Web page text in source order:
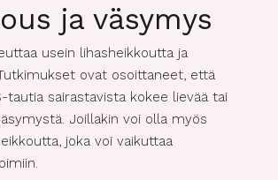
ja väsymys
usein lihasheikkoutta ja
ovat osoittaneet, että
tautia sairastavista kokee lievää tai
Joillakin voi olla myös
joka voi vaikuttaa